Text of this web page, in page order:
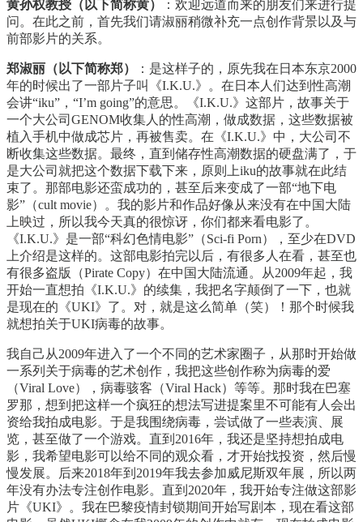
黄孙权教授（以下简称黄）
：欢迎远道而来的朋友们来进行提
问。在此之前，首先我们请淑丽稍微补充一点创作背景以及与
前部影片的关系。
郑淑丽（以下简称郑）
：是这样子的，原先我在日本东京2000
年的时候出了一部片子叫《I.K.U.》。在日本人们达到性高潮
会讲“iku”，“I’m going”的意思。《I.K.U.》这部片，故事关于
一个大公司GENOM收集人的性高潮，做成数据，这些数据被
植入手机中做成芯片，再被售卖。在《I.K.U.》中，大公司不
断收集这些数据。最终，直到储存性高潮数据的硬盘满了，于
是大公司就把这个数据下载下来，原则上iku的故事就在此结
束了。那部电影还蛮成功的，甚至后来变成了一部“地下电
影”（cult movie）。我的影片和作品好像从来没有在中国大陆
上映过，所以我今天真的很惊讶，你们都来看电影了。
《I.K.U.》是一部“科幻色情电影”（Sci-fi Porn），至少在DVD
上介绍是这样的。这部电影拍完以后，有很多人在看，甚至也
有很多盗版（Pirate Copy）在中国大陆流通。从2009年起，我
开始一直想拍《I.K.U.》的续集，我把名字颠倒了一下，也就
是现在的《UKI》了。对，就是这么简单（笑）！那个时候我
就想拍关于UKI病毒的故事。
我自己从2009年进入了一个不同的艺术家圈子，从那时开始做
一系列关于病毒的艺术创作，我把这些创作称为病毒的爱
（Viral Love），病毒骇客（Viral Hack）等等。那时我在巴塞
罗那，想到把这样一个疯狂的想法写进提案里不可能有人会出
资给我拍成电影。于是我围绕病毒，尝试做了一些表演、展
览，甚至做了一个游戏。直到2016年，我还是坚持想拍成电
影，我希望电影可以给不同的观众看，才开始找投资，然后慢
慢发展。后来2018年到2019年我去参加威尼斯双年展，所以两
年没有办法专注创作电影。直到2020年，我开始专注做这部影
片《UKI》。我在巴黎疫情封锁期间开始写剧本，现在看这部